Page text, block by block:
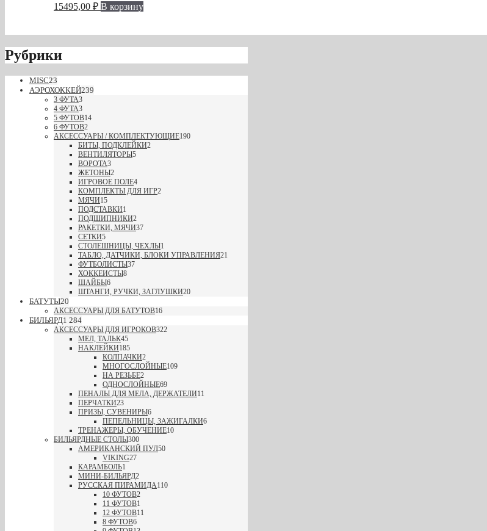
15495,00 ₽ В корзину
Рубрики
MISC23
АЭРОХОККЕЙ239
3 ФУТА3
4 ФУТА3
5 ФУТОВ14
6 ФУТОВ2
АКСЕССУАРЫ / КОМПЛЕКТУЮЩИЕ190
БИТЫ, ПОДКЛЕЙКИ2
ВЕНТИЛЯТОРЫ5
ВОРОТА3
ЖЕТОНЫ2
ИГРОВОЕ ПОЛЕ4
КОМПЛЕКТЫ ДЛЯ ИГР2
МЯЧИ15
ПОДСТАВКИ1
ПОДШИПНИКИ2
РАКЕТКИ, МЯЧИ37
СЕТКИ5
СТОЛЕШНИЦЫ, ЧЕХЛЫ1
ТАБЛО, ДАТЧИКИ, БЛОКИ УПРАВЛЕНИЯ21
ФУТБОЛИСТЫ37
ХОККЕИСТЫ8
ШАЙБЫ6
ШТАНГИ, РУЧКИ, ЗАГЛУШКИ20
БАТУТЫ20
АКСЕССУАРЫ ДЛЯ БАТУТОВ16
БИЛЬЯРД1 284
АКСЕССУАРЫ ДЛЯ ИГРОКОВ322
МЕЛ, ТАЛЬК45
НАКЛЕЙКИ185
КОЛПАЧКИ2
МНОГОСЛОЙНЫЕ109
НА РЕЗЬБЕ2
ОДНОСЛОЙНЫЕ69
ПЕНАЛЫ ДЛЯ МЕЛА, ДЕРЖАТЕЛИ11
ПЕРЧАТКИ23
ПРИЗЫ, СУВЕНИРЫ6
ПЕПЕЛЬНИЦЫ, ЗАЖИГАЛКИ6
ТРЕНАЖЕРЫ, ОБУЧЕНИЕ10
БИЛЬЯРДНЫЕ СТОЛЫ300
АМЕРИКАНСКИЙ ПУЛ50
VIKING27
КАРАМБОЛЬ1
МИНИ-БИЛЬЯРД2
РУССКАЯ ПИРАМИДА110
10 ФУТОВ2
11 ФУТОВ1
12 ФУТОВ11
8 ФУТОВ6